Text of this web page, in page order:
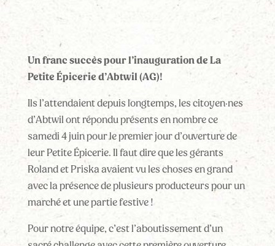
Un franc succès pour l’inauguration de La
Petite Épicerie d’Abtwil (AG)!
Ils l’attendaient depuis longtemps, les citoyen·nes
d’Abtwil ont répondu présents en nombre ce
samedi 4 juin pour le premier jour d’ouverture de
leur Petite Épicerie. Il faut dire que les gérants
Roland et Priska avaient vu les choses en grand
avec la présence de plusieurs producteurs pour un
marché et une partie festive !
Pour notre équipe, c’est l’aboutissement d’un